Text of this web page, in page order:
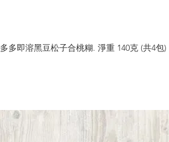
多多即溶黑豆松子合桃糊. 淨重 140克 (共4包)